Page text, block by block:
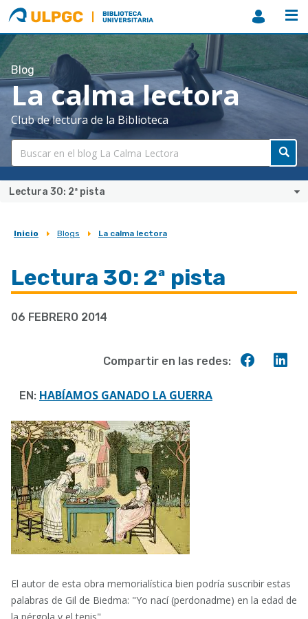
ULPGC
Biblioteca
ULPGC
Blog
La calma lectora
Club de lectura de la Biblioteca
Lectura 30: 2ª pista
Sobrescribir
de
Inicio Blogs La calma lectora
Lectura 30: 2ª pista
06 FEBRERO 2014
Compartir en las redes:
EN: HABÍAMOS GANADO LA GUERRA
El autor de esta obra memorialística bien podría suscribir estas
palabras de Gil de Biedma: "Yo nací (perdonadme) en la edad de